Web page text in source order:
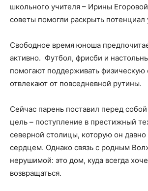
школьного учителя – Ирины
советы помогли раскрыть потенциал
Свободное время юноша
активно. Футбол, фрисби и
помогают поддерживать физическую
отвлекают от повседневной рутины.
Сейчас парень поставил перед
цель – поступление в престижный
северной столицы, которую он
сердцем. Однако связь с родным
нерушимой: это дом, куда всегда
возвращаться.